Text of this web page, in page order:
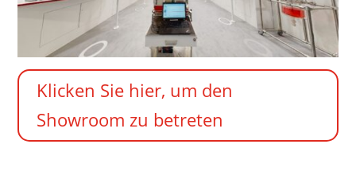
Klicken Sie hier, um den
Showroom zu betreten